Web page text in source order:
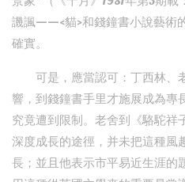
譏諷——<貓>和錢鐘書小說藝術
確實。
可是，應當認可：丁西林、
響，到錢鐘書手里才施展成為專
究竟遭到限制。老舍到《駱駝祥
深度成長的途徑，并未把這種風
長；並且他表示市平易近生涯的